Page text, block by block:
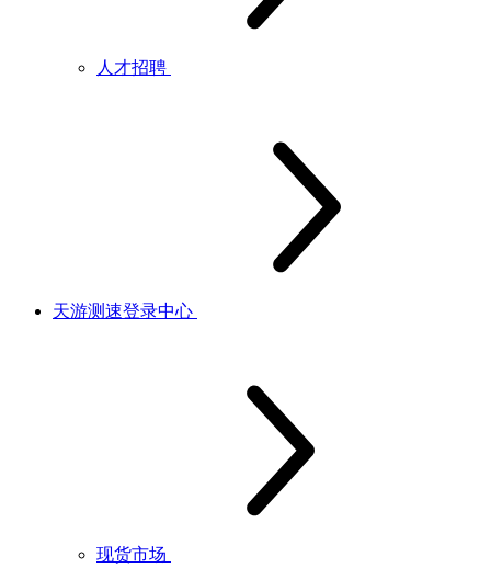
人才招聘
天游测速登录中心
现货市场